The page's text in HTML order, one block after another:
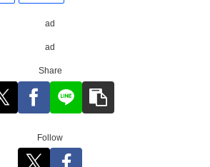
ad
ad
Share
Follow